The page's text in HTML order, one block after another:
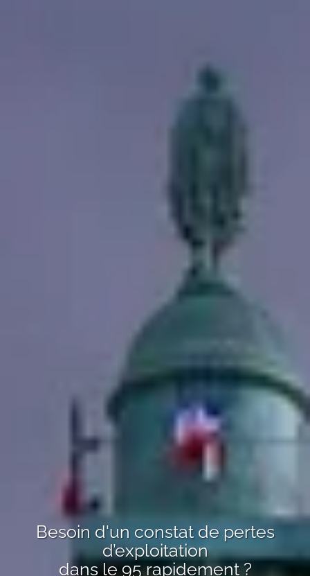
Besoin d'un constat de pertes
d’exploitation
dans le 95rapidement ?